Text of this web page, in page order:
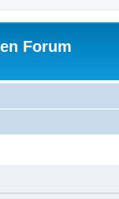
Forum